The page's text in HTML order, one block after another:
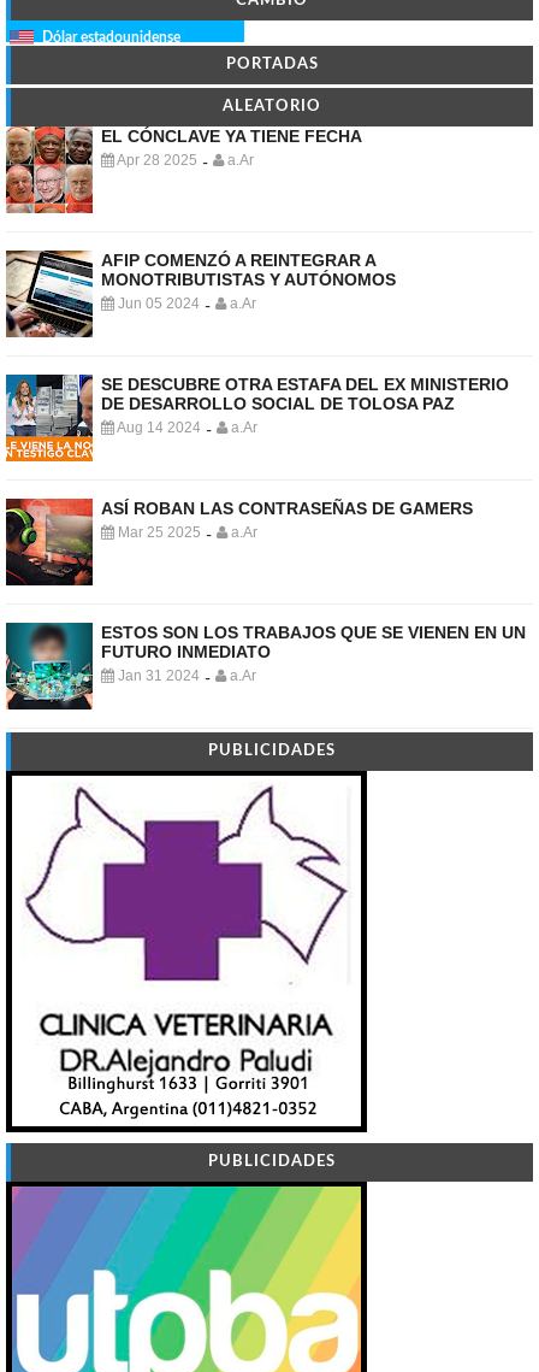
Dólar estadounidense
PORTADAS
ALEATORIO
EL CÓNCLAVE YA TIENE FECHA
Apr 28 2025 - a.Ar
AFIP COMENZÓ A REINTEGRAR A
MONOTRIBUTISTAS Y AUTÓNOMOS
Jun 05 2024 - a.Ar
SE DESCUBRE OTRA ESTAFA DEL EX MINISTERIO
DE DESARROLLO SOCIAL DE TOLOSA PAZ
Aug 14 2024 - a.Ar
ASÍ ROBAN LAS CONTRASEÑAS DE GAMERS
Mar 25 2025 - a.Ar
ESTOS SON LOS TRABAJOS QUE SE VIENEN EN UN
FUTURO INMEDIATO
Jan 31 2024 - a.Ar
PUBLICIDADES
PUBLICIDADES